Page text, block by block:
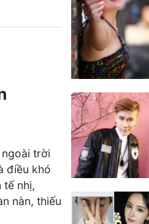
trời
điều khó
tế nhị,
nàn, thiếu